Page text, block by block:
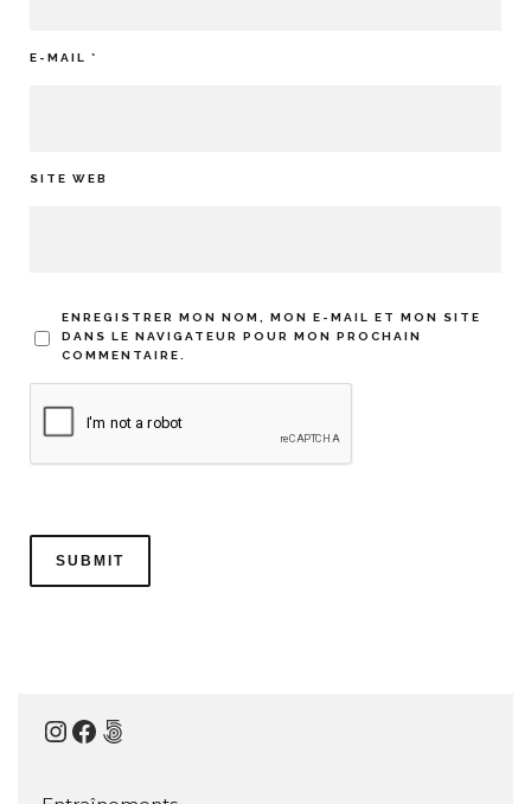
E-MAIL *
SITE WEB
ENREGISTRER MON NOM, MON E-MAIL ET MON SITE
DANS LE NAVIGATEUR POUR MON PROCHAIN
COMMENTAIRE.
Instagram
Facebook
500px